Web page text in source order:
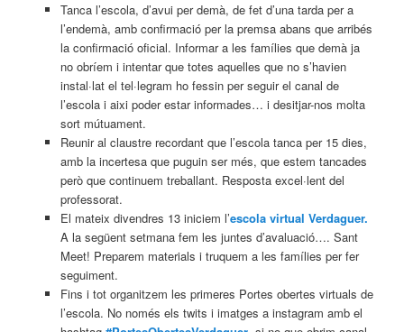
Tanca l’escola, d’avui per demà, de fet d’una tarda per a
l’endemà, amb confirmació per la premsa abans que arribés
la confirmació oficial. Informar a les famílies que demà ja
no obríem i intentar que totes aquelles que no s’havien
instal·lat el tel·legram ho fessin per seguir el canal de
l’escola i aixi poder estar informades… i desitjar-nos molta
sort mútuament.
Reunir al claustre recordant que l’escola tanca per 15 dies,
amb la incertesa que puguin ser més, que estem tancades
però que continuem treballant. Resposta excel·lent del
professorat.
El mateix divendres 13 iniciem l’escola virtual Verdaguer.
A la següent setmana fem les juntes d’avaluació…. Sant
Meet! Preparem materials i truquem a les famílies per fer
seguiment.
Fins i tot organitzem les primeres Portes obertes virtuals de
l’escola. No només els twits i imatges a instagram amb el